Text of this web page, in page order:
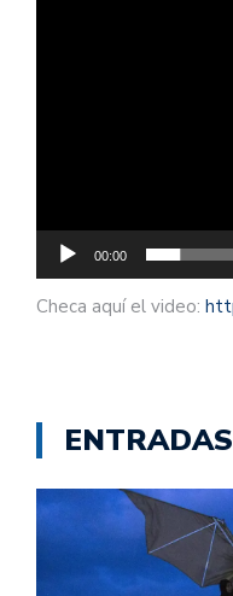
00:00
Checa aquí el video: